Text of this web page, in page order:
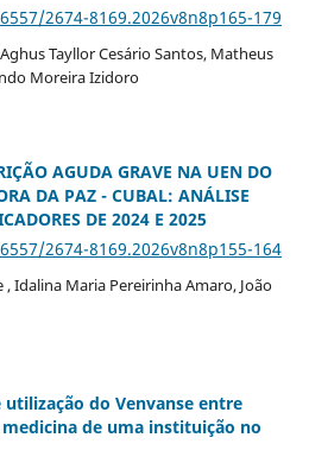
2674-8169.2026v8n8p165-179
Tayllor Cesário Santos, Matheus
Moreira Izidoro
AGUDA GRAVE NA UEN DO
DA PAZ - CUBAL: ANÁLISE
DE 2024 E 2025
2674-8169.2026v8n8p155-164
Idalina Maria Pereirinha Amaro, João
do Venvanse entre
de uma instituição no